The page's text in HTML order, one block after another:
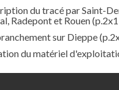
du tracé par Saint-
Radepont et Rouen
sur Dieppe
du matériel